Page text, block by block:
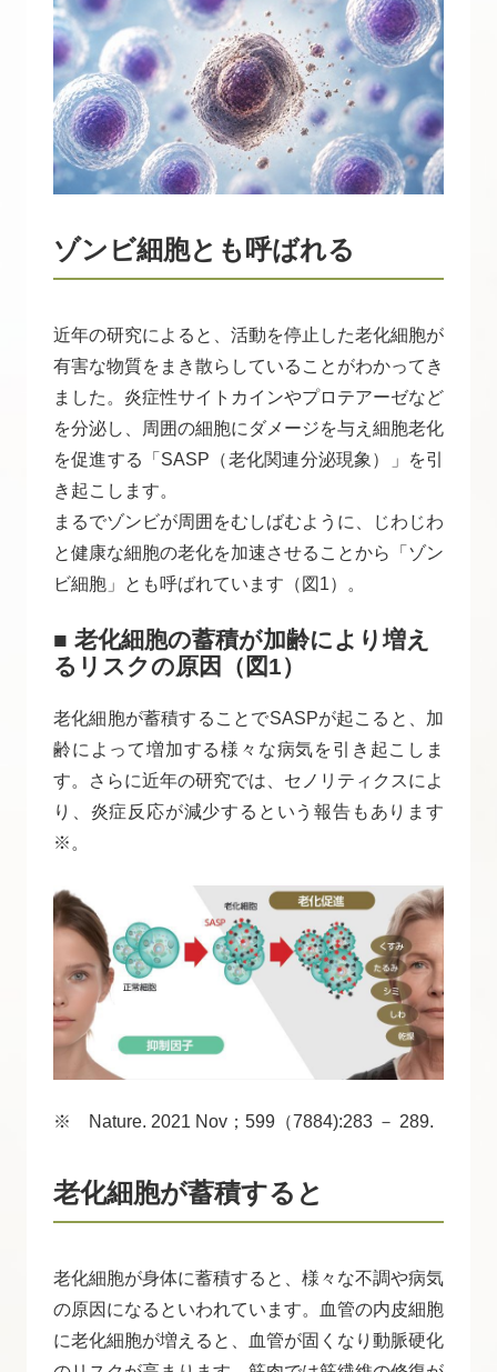
ゾンビ細胞とも呼ばれる
近年の研究によると、活動を停止した老化細胞が
有害な物質をまき散らしていることがわかってき
ました。炎症性サイトカインやプロテアーゼなど
を分泌し、周囲の細胞にダメージを与え細胞老化
を促進する「SASP（老化関連分泌現象）」を引
き起こします。
まるでゾンビが周囲をむしばむように、じわじわ
と健康な細胞の老化を加速させることから「ゾン
ビ細胞」とも呼ばれています（図1）。
■ 老化細胞の蓄積が加齢により増え
るリスクの原因（図1）
老化細胞が蓄積することでSASPが起こると、加
齢によって増加する様々な病気を引き起こしま
す。さらに近年の研究では、セノリティクスによ
り、炎症反応が減少するという報告もあります
※。
※ Nature. 2021 Nov；599（7884):283 － 289.
老化細胞が蓄積すると
老化細胞が身体に蓄積すると、様々な不調や病気
の原因になるといわれています。血管の内皮細胞
に老化細胞が増えると、血管が固くなり動脈硬化